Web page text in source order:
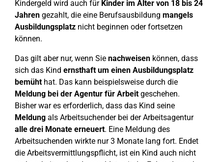
Kindergeld wird auch für Kinder im Alter von 18 bis 24
Jahren gezahlt, die eine Berufsausbildung mangels
Ausbildungsplatz nicht beginnen oder fortsetzen
können.
Das gilt aber nur, wenn Sie nachweisen können, dass
sich das Kind ernsthaft um einen Ausbildungsplatz
bemühthat. Das kann beispielsweise durch die
Meldung bei der Agentur für Arbeitgeschehen.
Bisher war es erforderlich, dass das Kind seine
Meldung als Arbeitsuchender bei der Arbeitsagentur
alle drei Monate erneuert. Eine Meldung des
Arbeitsuchenden wirkte nur 3 Monate lang fort. Endet
die Arbeitsvermittlungspflicht, ist ein Kind auch nicht